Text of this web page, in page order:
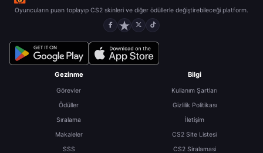
Oyuncuların puan toplayıp CS2 skinleri ve diğer ödüllerle değiştirebileceği platform.
Gezinme
Görevler
Ödüller
Sıralama
Makaleler
SSS
Bilgi
Kullanım Şartları
Gizlilik Politikası
İletişim
CS2 Site Listesi
CS2 Siralamasi